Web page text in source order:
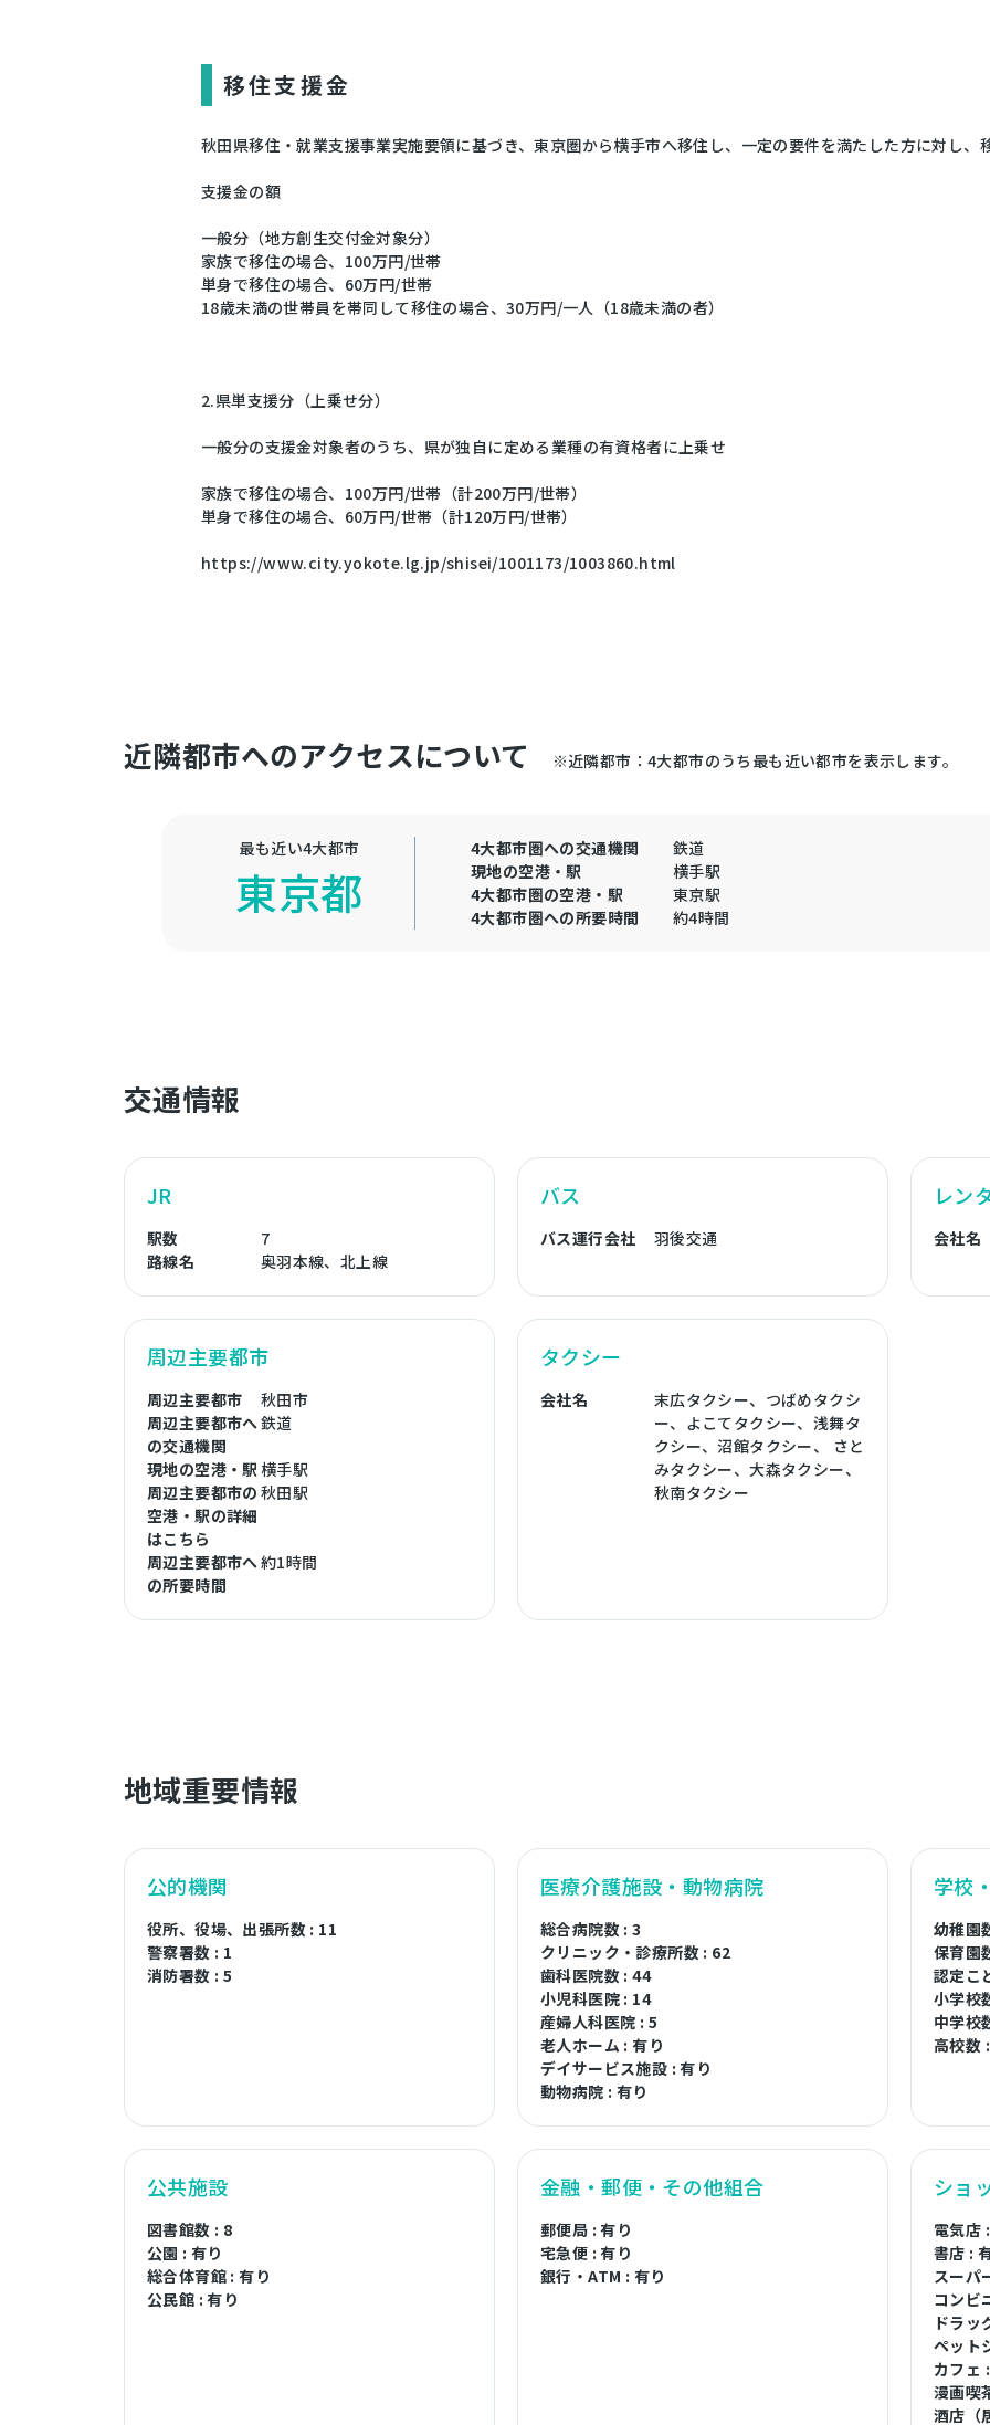
移住支援金
秋田県移住・就業支援事業実施要領に基づき、東京圏から横手市へ移住し、一定の要件を満たした方に対し、
支援金の額
一般分（地方創生交付金対象分）
家族で移住の場合、100万円/世帯
単身で移住の場合、60万円/世帯
18歳未満の世帯員を帯同して移住の場合、30万円/一人（18歳未満の者）
2.県単支援分（上乗せ分）
一般分の支援金対象者のうち、県が独自に定める業種の有資格者に上乗せ
家族で移住の場合、100万円/世帯（計200万円/世帯）
単身で移住の場合、60万円/世帯（計120万円/世帯）
https://www.city.yokote.lg.jp/shisei/1001173/1003860.html
近隣都市へのアクセスについて ※近隣都市：4大都市のうち最も近い都市を表示します。
最も近い4大都市
東京都
4大都市圏への交通機関
鉄道
現地の空港・駅
横手駅
4大都市圏の空港・駅
東京駅
4大都市圏への所要時間
約4時間
交通情報
JR
駅数
7
路線名
奥羽本線、北上線
バス
バス運行会社 羽後交通
レン
会社名
周辺主要都市
周辺主要都市
秋田市
周辺主要都市へ
の交通機関
鉄道
現地の空港・駅横手駅
周辺主要都市の
空港・駅の詳細
はこちら
秋田駅
周辺主要都市へ
の所要時間
約1時間
タクシー
会社名
末広タクシー、つばめタクシ
ー、よこてタクシー、浅舞タ
クシー、沼館タクシー、 さと
みタクシー、大森タクシー、
秋南タクシー
地域重要情報
公的機関
役所、役場、出張所数 : 11
警察署数 : 1
消防署数 : 5
医療介護施設・動物病院
総合病院数 : 3
クリニック・診療所数 : 62
歯科医院数 : 44
小児科医院 : 14
産婦人科医院 : 5
老人ホーム : 有り
デイサービス施設 : 有り
動物病院 : 有り
学校
幼稚園
保育園
認定こ
小学校
中学校
高校数
公共施設
図書館数 : 8
公園 : 有り
総合体育館 : 有り
公民館 : 有り
金融・郵便・その他組合
郵便局 : 有り
宅急便 : 有り
銀行・ATM : 有り
ショ
電気店
書店 :
スーパ
コンビ
ドラッ
ペット
カフェ
漫画喫
酒店（